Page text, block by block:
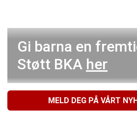
Gi barna en
Støtt BKA her
MELD DEG PÅ VÅRT